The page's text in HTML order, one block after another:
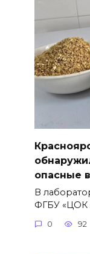
опасные
В
ФГБУ «ЦОК
0 92